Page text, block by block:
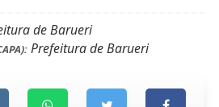
de Barueri
Prefeitura de Barueri